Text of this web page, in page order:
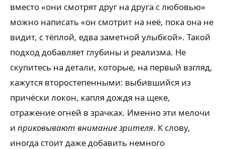
вместо «они смотрят друг на друга с любовью»
можно написать «он смотрит на неё, пока она не
видит, с тёплой, едва заметной улыбкой». Такой
подход добавляет глубины и реализма. Не
скупитесь на детали, которые, на первый взгляд,
кажутся второстепенными: выбившийся из
причёски локон, капля дождя на щеке,
отражение огней в зрачках. Именно эти мелочи
и приковывают внимание зрителя. К слову,
иногда стоит даже добавить немного